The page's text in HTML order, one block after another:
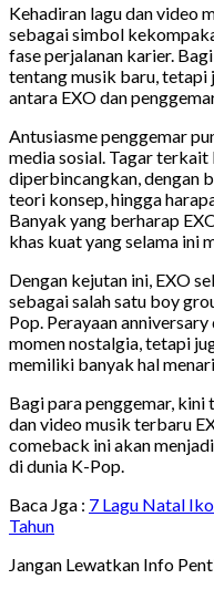
Kehadiran lagu dan video
sebagai simbol
fase perjalanan karier.
tentang musik baru, tetapi
antara EXO dan
Antusiasme penggemar
media sosial. Tagar terkait
diperbincangkan, dengan
teori konsep, hingga
Banyak yang berharap
khas kuat yang selama ini
Dengan kejutan ini, EXO
sebagai salah satu boy
Pop. Perayaan
momen nostalgia, tetapi
memiliki banyak hal
Bagi para penggemar,
dan video musik terbaru
comeback ini akan
di dunia K-Pop.
Baca Jga : 7 Lagu Natal
Tahun
Jangan Lewatkan Info